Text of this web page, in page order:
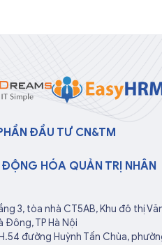
ĐẦU TƯ CN&TM
ĐỘNG HÓA QUẢN TRỊ NHÂN
3, tòa nhà CT5AB, Khu đô thị
Đông, TP Hà Nội
đường Huỳnh Tấn Chùa,